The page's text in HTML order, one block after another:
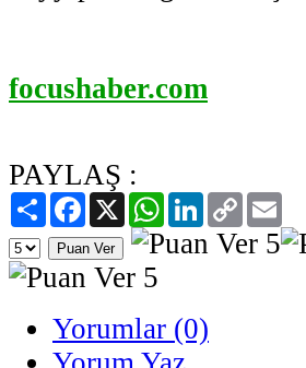
focushaber.com
PAYLAŞ :
PaylaşFacebook
X WhatsAppLinkedIn
Copy
Link
Yorumlar (0)